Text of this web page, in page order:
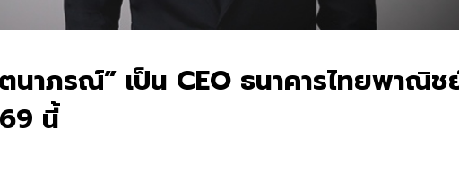
นาภรณ์” เป็น CEO ธนาคารไทยพาณิ
นี้